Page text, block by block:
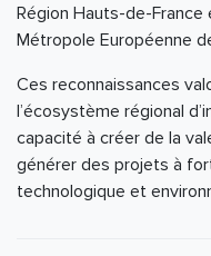
Région Hauts-de-France
Métropole Européenne
Ces reconnaissances
l’écosystème régional
capacité à créer de la
générer des projets à
technologique et